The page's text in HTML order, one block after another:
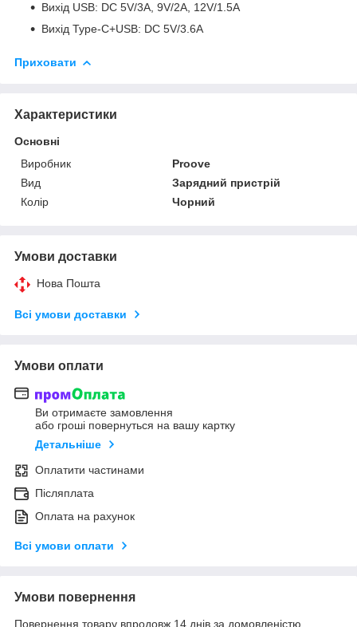
Вихід USB: DC 5V/3A, 9V/2A, 12V/1.5A
Вихід Type-C+USB: DC 5V/3.6A
Приховати
Характеристики
Основні
Виробник
Proove
Вид
Зарядний пристрій
Колір
Чорний
Умови доставки
Нова Пошта
Всі умови доставки
Умови оплати
Ви отримаєте замовлення
або гроші повернуться на вашу картку
Детальніше
Оплатити частинами
Післяплата
Оплата на рахунок
Всі умови оплати
Умови повернення
Повернення товару впродовж 14 днів за домовленістю